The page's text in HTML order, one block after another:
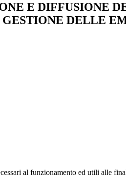
E DIFFUSIONE
DELLE
al funzionamento ed utili alle